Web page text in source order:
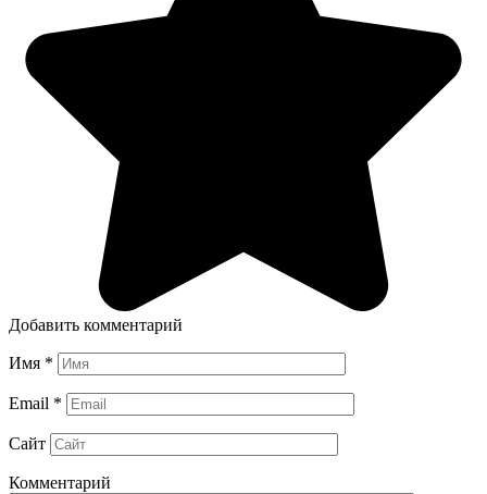
Добавить комментарий
Имя *
Email *
Сайт
Комментарий